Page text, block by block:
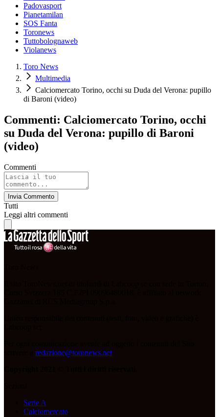
Padovasport
Pianetamilan
SOS Fanta
Toronews
Tuttobolognaweb
Violanews
Toro News
Multimedia
Calciomercato Torino, occhi su Duda del Verona: pupillo
di Baroni (video)
Commenti: Calciomercato Torino, occhi
su Duda del Verona: pupillo di Baroni
(video)
Commenti
Invia Commento
Tutti
Leggi altri commenti
redazione@toronews.net
Serie A
Calciomercato